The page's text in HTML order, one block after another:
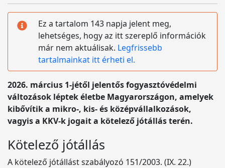
Ez a tartalom 143 napja jelent meg,
lehetséges, hogy az itt szereplő információk
már nem aktuálisak. Legfrissebb
tartalmainkat itt érheti el.
2026. március 1-jétől jelentős fogyasztóvédelmi
változások léptek életbe Magyarországon, amelyek
kibővítik a mikro-, kis- és középvállalkozások,
vagyis a KKV-k jogait a kötelező jótállás terén.
Kötelező jótállás
A kötelező jótállást szabályozó 151/2003. (IX. 22.)